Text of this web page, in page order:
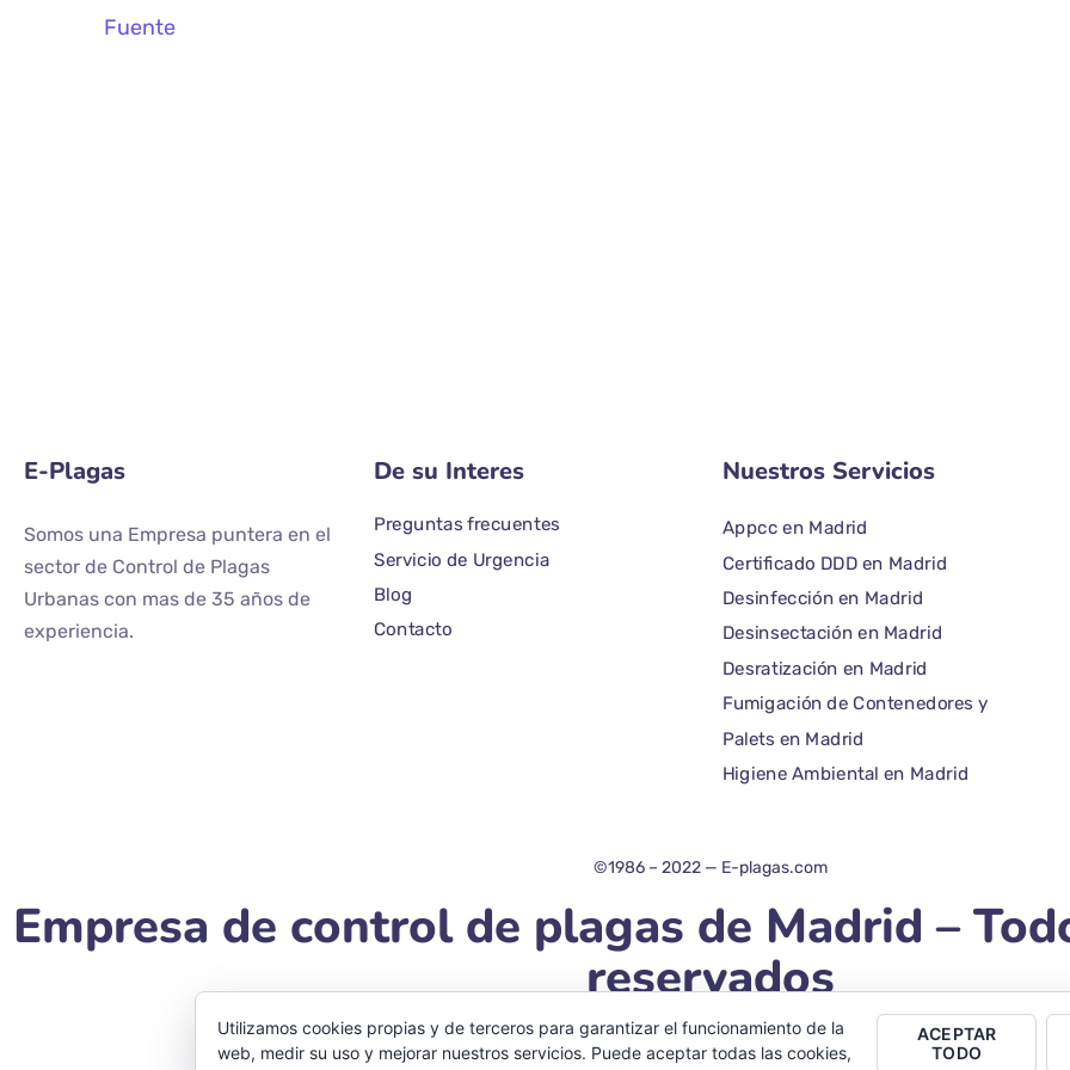
Fuente
E-Plagas
Somos una Empresa puntera en el
sector de Control de Plagas
Urbanas con mas de 35 años de
experiencia.
De su Interes
Preguntas frecuentes
Servicio de Urgencia
Blog
Contacto
Nuestros Servicios
Appcc en Madrid
Certificado DDD en Madrid
Desinfección en Madrid
Desinsectación en Madrid
Desratización en Madrid
Fumigación de Contenedores y
Palets en Madrid
Higiene Ambiental en Madrid
©1986 – 2022 — E-plagas.com
Empresa de control de plagas de Madrid –
reservados
Utilizamos cookies propias y de terceros para garantizar el funcionamiento de la
web, medir su uso y mejorar nuestros servicios. Puede aceptar todas las cookies,
ACEPTAR
TODO